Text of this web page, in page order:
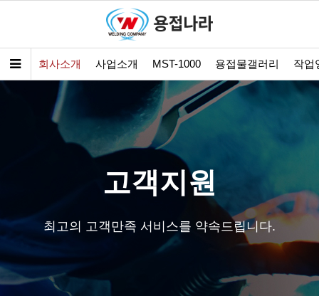
회사소개 사업소개 MST-1000 용접물갤러리 작업
고객지원
최고의 고객만족 서비스를 약속드립니다.